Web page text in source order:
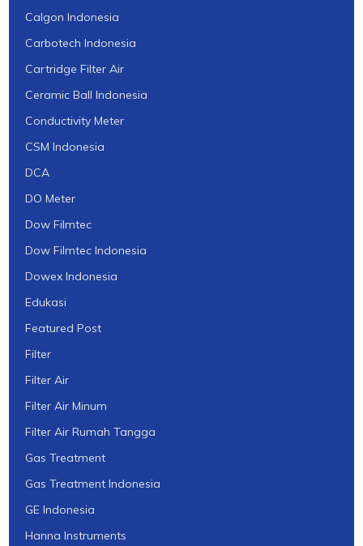
Calgon Indonesia
Carbotech Indonesia
Cartridge Filter Air
Ceramic Ball Indonesia
Conductivity Meter
CSM Indonesia
DCA
DO Meter
Dow Filmtec
Dow Filmtec Indonesia
Dowex Indonesia
Edukasi
Featured Post
Filter
Filter Air
Filter Air Minum
Filter Air Rumah Tangga
Gas Treatment
Gas Treatment Indonesia
GE Indonesia
Hanna Instruments